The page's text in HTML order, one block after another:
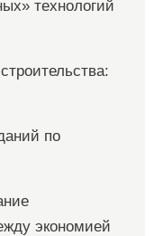
технологий
по
экономией